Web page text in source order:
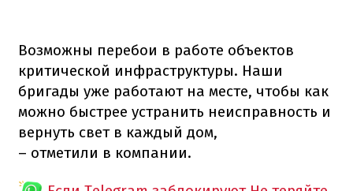
Возможны перебои в работе объектов
критической инфраструктуры. Наши
бригады уже работают на месте, чтобы как
можно быстрее устранить неисправность и
вернуть свет в каждый дом,
– отметили в компании.